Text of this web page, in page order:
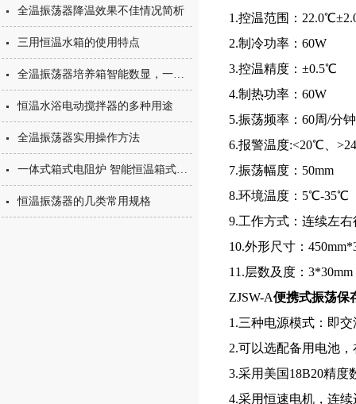
全温振荡器降温效果不佳情况简析
三用恒温水箱的使用特点
全温振荡器培养箱智能数显，一机多用
恒温水浴电动搅拌器的多种用途
全温振荡器实用操作方法
一体式箱式电阻炉 智能恒温箱式马弗炉发热元件的特性介绍
恒温振荡器的几类常用规格
1.控温范围：
2.制冷功率：60W
3.控温精度：±0.5℃
4.制热功率：60W
5.振荡频率：60周/分钟
6.报警温度:<20℃、
7.振荡幅度：50mm
8.环境温度：5℃-35℃
9.工作方式：连续左
10.外形尺寸：
11.层数及度：3*30mm
ZJSW-A便携式振荡保
1.三种电源模式：即
2.可以选配备用电池
3.采用美国18B20精度
4.采用恒速电机，连